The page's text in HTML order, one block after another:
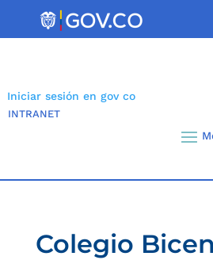
Iniciar sesión en gov co
INTRANET
Colegio